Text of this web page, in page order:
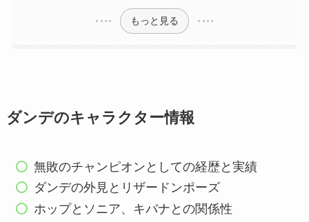
もっと見る
ダンデのキャラクター情報
無敗のチャンピオンとしての経歴と実績
ダンデの外見とリザードンポーズ
ホップとソニア、キバナとの関係性